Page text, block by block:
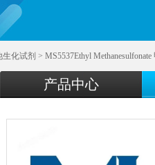
生化试剂 > MS5537Ethyl
产品中心